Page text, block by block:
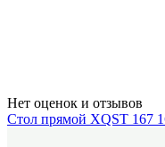
Нет оценок и отзывов
Стол прямой XQST 167